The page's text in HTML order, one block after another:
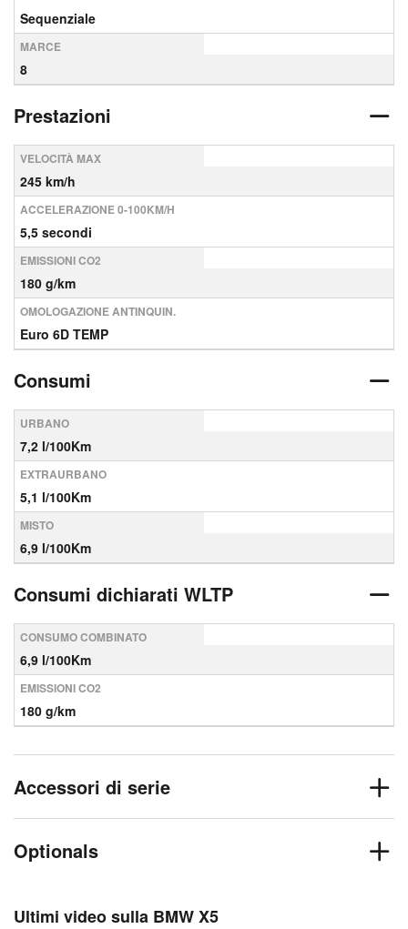
Sequenziale
MARCE
8
Prestazioni
VELOCITÀ MAX
245 km/h
ACCELERAZIONE 0-100KM/H
5,5 secondi
EMISSIONI CO2
180 g/km
OMOLOGAZIONE ANTINQUIN.
Euro 6D TEMP
Consumi
URBANO
7,2 l/100Km
EXTRAURBANO
5,1 l/100Km
MISTO
6,9 l/100Km
Consumi dichiarati WLTP
CONSUMO COMBINATO
6,9 l/100Km
EMISSIONI CO2
180 g/km
Accessori di serie
Optionals
Ultimi video sulla BMW X5